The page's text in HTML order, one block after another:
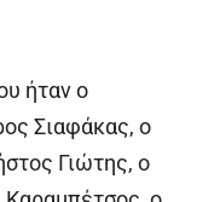
ήταν ο
Σιαφάκας, ο
Γιώτης, ο